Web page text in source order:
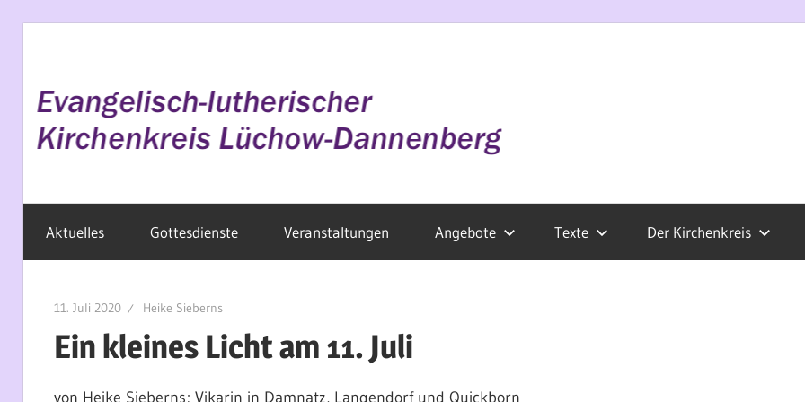
springen
Wendland
Aktuelles Gottesdienste Veranstaltungen Angebote Texte Der Kirchenkreis
11. Juli 2020 Heike Sieberns
Ein kleines Licht am 11. Juli
von Heike Sieberns; Vikarin in Damnatz, Langendorf und Quickborn